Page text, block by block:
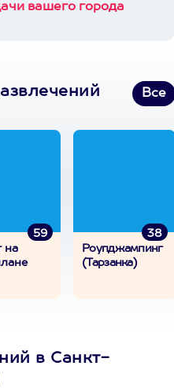
вашего города
Все
59
на
38
Роупджампинг
(Тарзанка)
в Санкт-